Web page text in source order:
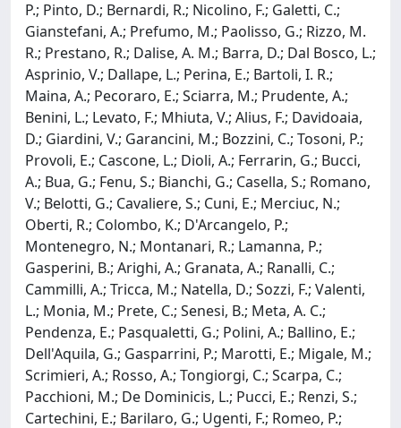
P.; Pinto, D.; Bernardi, R.; Nicolino, F.; Galetti, C.;
Gianstefani, A.; Prefumo, M.; Paolisso, G.; Rizzo, M.
R.; Prestano, R.; Dalise, A. M.; Barra, D.; Dal Bosco, L.;
Asprinio, V.; Dallape, L.; Perina, E.; Bartoli, I. R.;
Maina, A.; Pecoraro, E.; Sciarra, M.; Prudente, A.;
Benini, L.; Levato, F.; Mhiuta, V.; Alius, F.; Davidoaia,
D.; Giardini, V.; Garancini, M.; Bozzini, C.; Tosoni, P.;
Provoli, E.; Cascone, L.; Dioli, A.; Ferrarin, G.; Bucci,
A.; Bua, G.; Fenu, S.; Bianchi, G.; Casella, S.; Romano,
V.; Belotti, G.; Cavaliere, S.; Cuni, E.; Merciuc, N.;
Oberti, R.; Colombo, K.; D'Arcangelo, P.;
Montenegro, N.; Montanari, R.; Lamanna, P.;
Gasperini, B.; Arighi, A.; Granata, A.; Ranalli, C.;
Cammilli, A.; Tricca, M.; Natella, D.; Sozzi, F.; Valenti,
L.; Monia, M.; Prete, C.; Senesi, B.; Meta, A. C.;
Pendenza, E.; Pasqualetti, G.; Polini, A.; Ballino, E.;
Dell'Aquila, G.; Gasparrini, P.; Marotti, E.; Migale, M.;
Scrimieri, A.; Rosso, A.; Tongiorgi, C.; Scarpa, C.;
Pacchioni, M.; De Dominicis, L.; Pucci, E.; Renzi, S.;
Cartechini, E.; Barilaro, G.; Ugenti, F.; Romeo, P.;